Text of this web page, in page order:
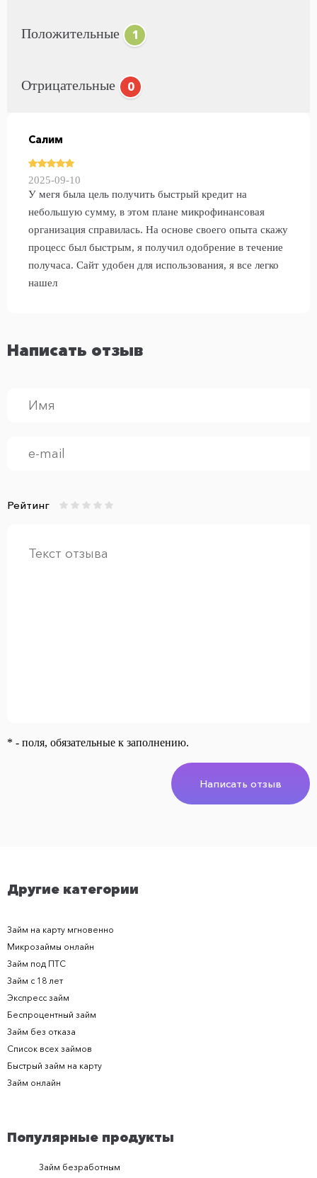
Положительные 1
Отрицательные 0
Салим
2025-09-10
У мегя была цель получить быстрый кредит на
небольшую сумму, в этом плане микрофинансовая
организация справилась. На основе своего опыта скажу
процесс был быстрым, я получил одобрение в течение
получаса. Сайт удобен для использования, я все легко
нашел
Написать отзыв
Рейтинг
* - поля, обязательные к заполнению.
Написать отзыв
Другие категории
Займ на карту мгновенно
Микрозаймы онлайн
Займ под ПТС
Займ с 18 лет
Экспресс займ
Беспроцентный займ
Займ без отказа
Список всех займов
Быстрый займ на карту
Займ онлайн
Популярные продукты
Займ безработным